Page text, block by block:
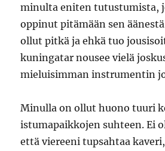
minulta eniten tutustumista,
oppinut pitämään sen
ollut pitkä ja ehkä tuo
kuningatar nousee vielä
mieluisimman instrumentin
Minulla on ollut huono tuuri
istumapaikkojen suhteen. Ei
että viereeni tupsahtaa